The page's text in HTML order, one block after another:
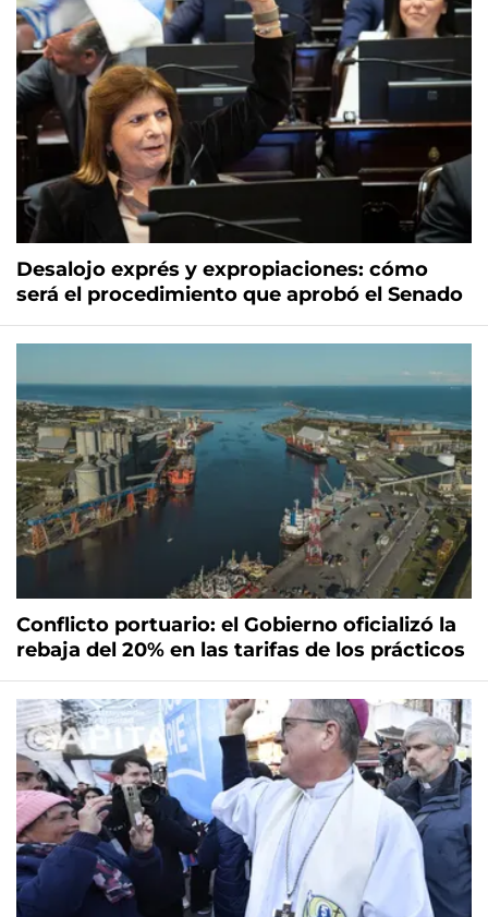
Desalojo exprés y expropiaciones: cómo
será el procedimiento que aprobó el Senado
Conflicto portuario: el Gobierno oficializó la
rebaja del 20% en las tarifas de los prácticos